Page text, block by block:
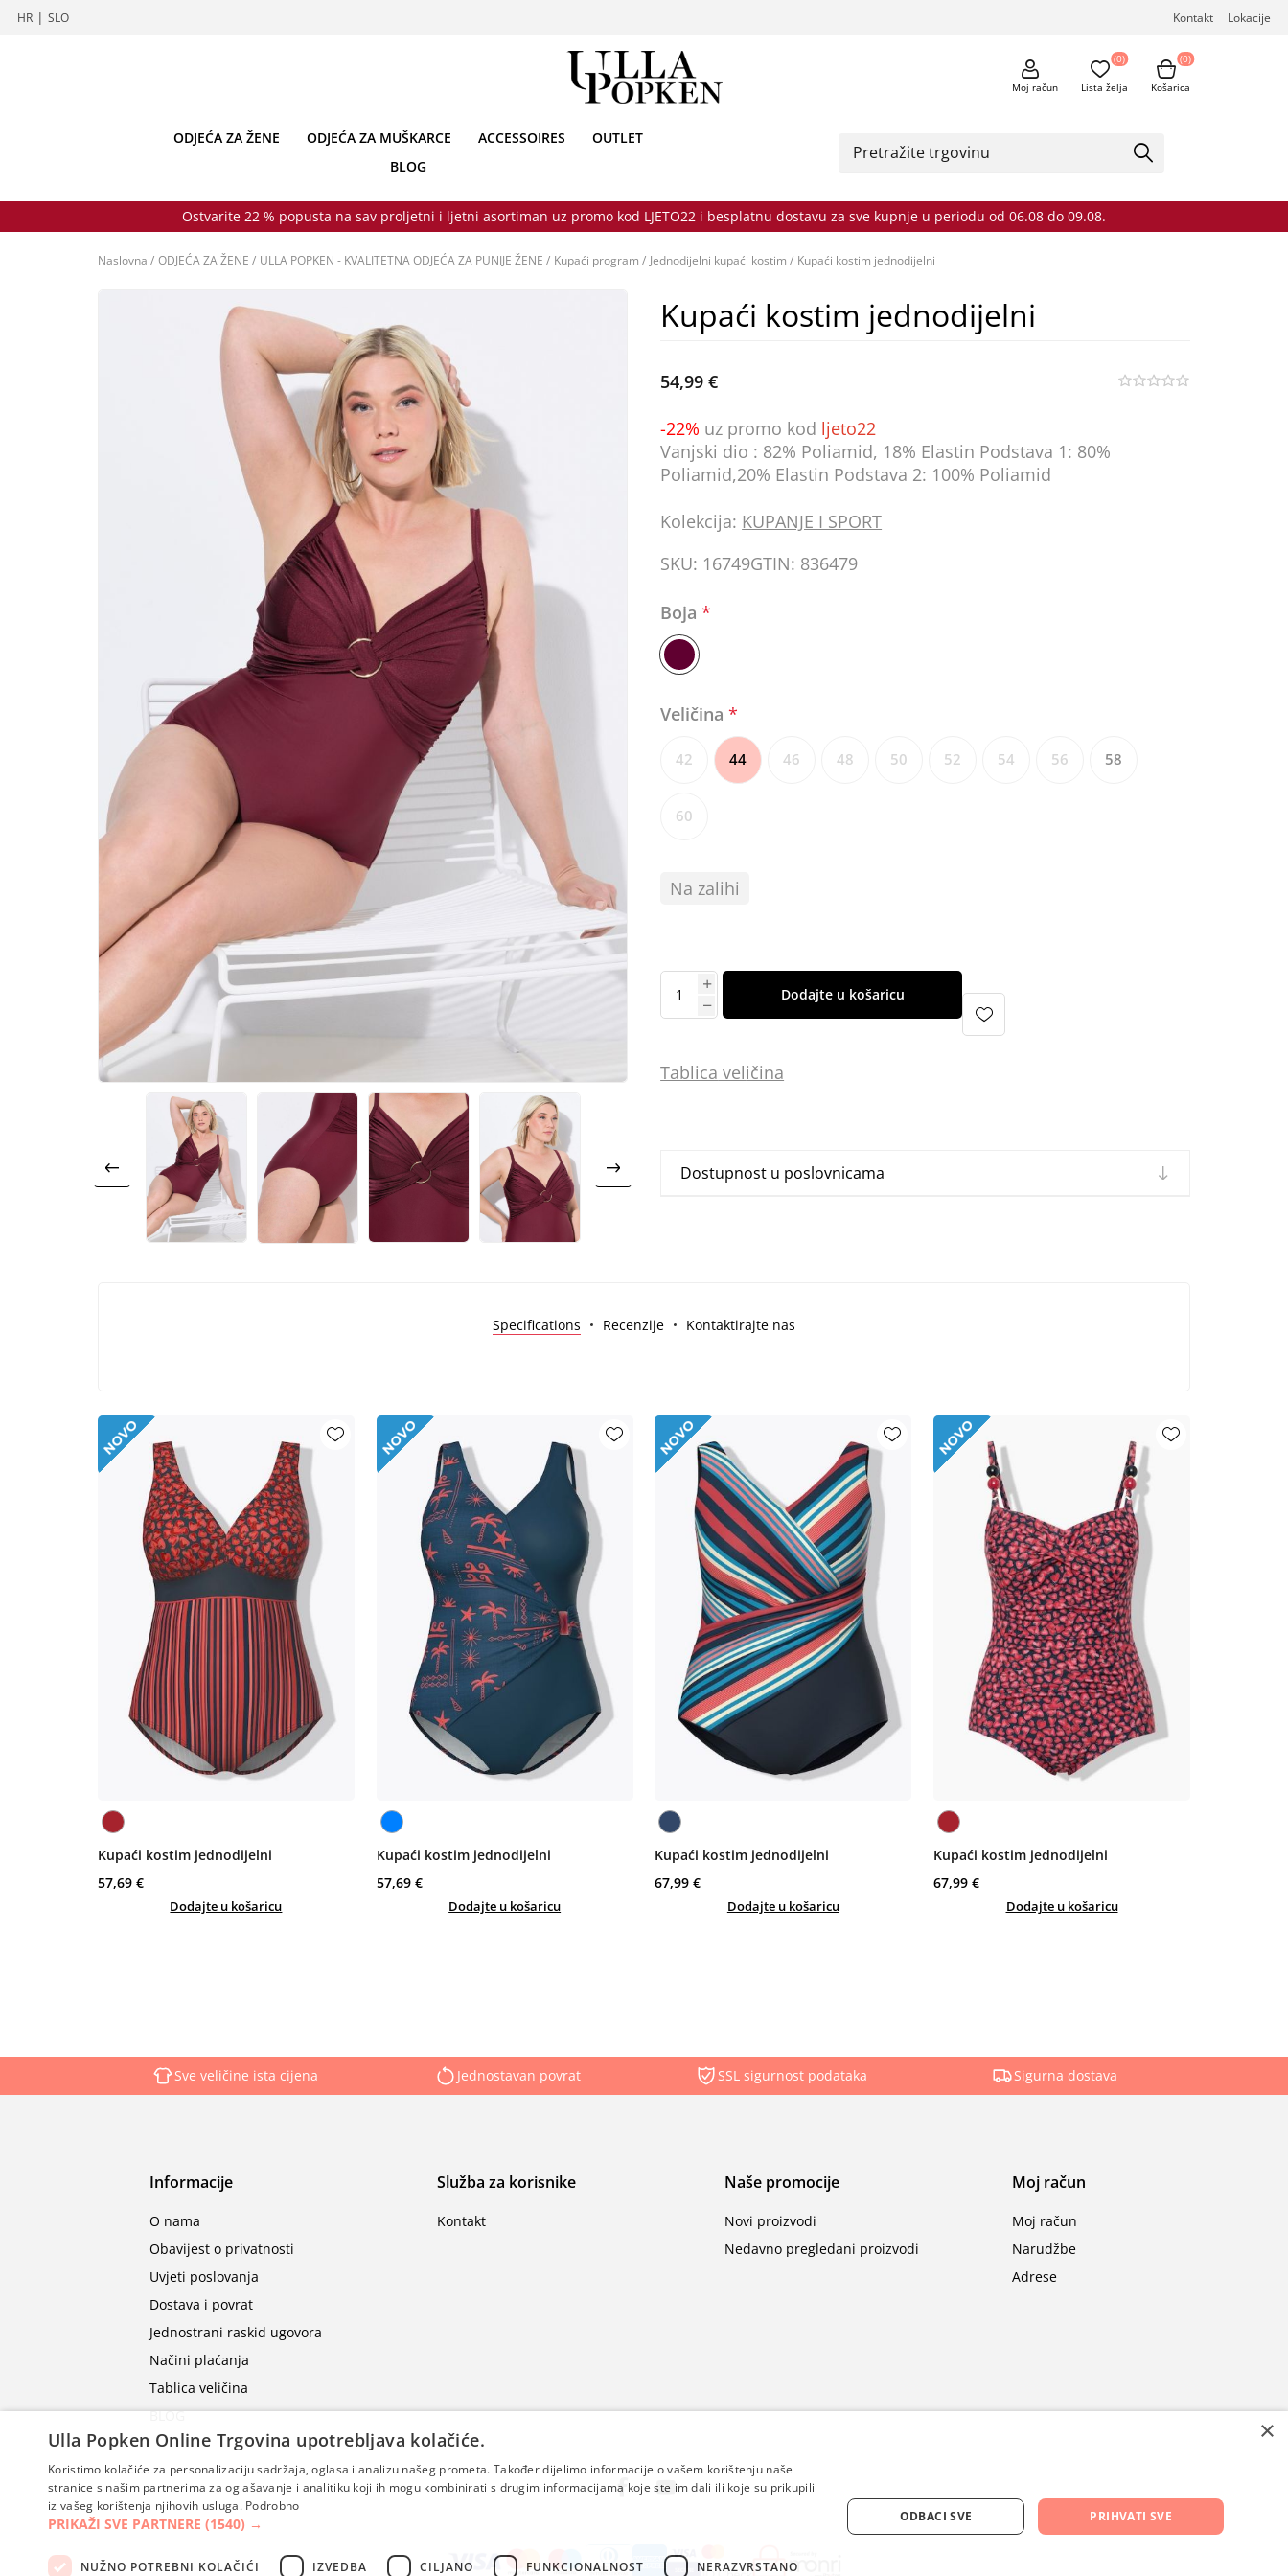
HR | SLO Kontakt Lokacije
Moj račun Lista želja
(0)
Košarica
(0)
ODJEĆA ZA ŽENE ODJEĆA ZA MUŠKARCE ACCESSOIRES
OUTLET
BLOG
Ostvarite 22 % popusta na sav proljetni i ljetni asortiman uz promo kod LJETO22 i besplatnu dostavu za sve kupnje u periodu od 06.08 do 09.08.
Naslovna / ODJEĆA ZA ŽENE / ULLA POPKEN - KVALITETNA ODJEĆA ZA PUNIJE ŽENE / Kupaći program / Jednodijelni kupaći kostim / Kupaći kostim jednodijelni
Kupaći kostim jednodijelni
54,99 €
-22% uz promo kod ljeto22
Vanjski dio : 82% Poliamid, 18% Elastin Podstava 1: 80%
Poliamid,20% Elastin Podstava 2: 100% Poliamid
Kolekcija: KUPANJE I SPORT
SKU: 16749GTIN: 836479
Boja*
Veličina*
42 44 46 48 50 52 54 56 58
60
Na zalihi
Dodajte u košaricu
Tablica veličina
Dostupnost u poslovnicama
Specifications Recenzije Kontaktirajte nas
Kupaći kostim jednodijelni
57,69 €
Dodajte u košaricu
Kupaći kostim jednodijelni
57,69 €
Dodajte u košaricu
Kupaći kostim jednodijelni
67,99 €
Dodajte u košaricu
Kupaći kostim jednodijelni
67,99 €
Dodajte u košaricu
Sve veličine ista cijena Jednostavan povrat SSL sigurnost podataka Sigurna dostava
Informacije
O nama
Obavijest o privatnosti
Uvjeti poslovanja
Dostava i povrat
Jednostrani raskid ugovora
Načini plaćanja
Tablica veličina
BLOG
Služba za korisnike
Kontakt
Naše promocije
Novi proizvodi
Nedavno pregledani proizvodi
Moj račun
Moj račun
Narudžbe
Adrese
×
Ulla Popken Online Trgovina upotrebljava kolačiće.
Koristimo kolačiće za personalizaciju sadržaja, oglasa i analizu našeg prometa. Također dijelimo informacije o vašem korištenju naše
stranice s našim partnerima za oglašavanje i analitiku koji ih mogu kombinirati s drugim informacijama koje ste im dali ili koje su prikupili
iz vašeg korištenja njihovih usluga. Podrobno
PRIKAŽI SVE PARTNERE (1540) →
NUŽNO POTREBNI KOLAČIĆI IZVEDBA CILJANO FUNKCIONALNOST NERAZVRSTANO
PRIHVATI SVE
ODBACI SVE